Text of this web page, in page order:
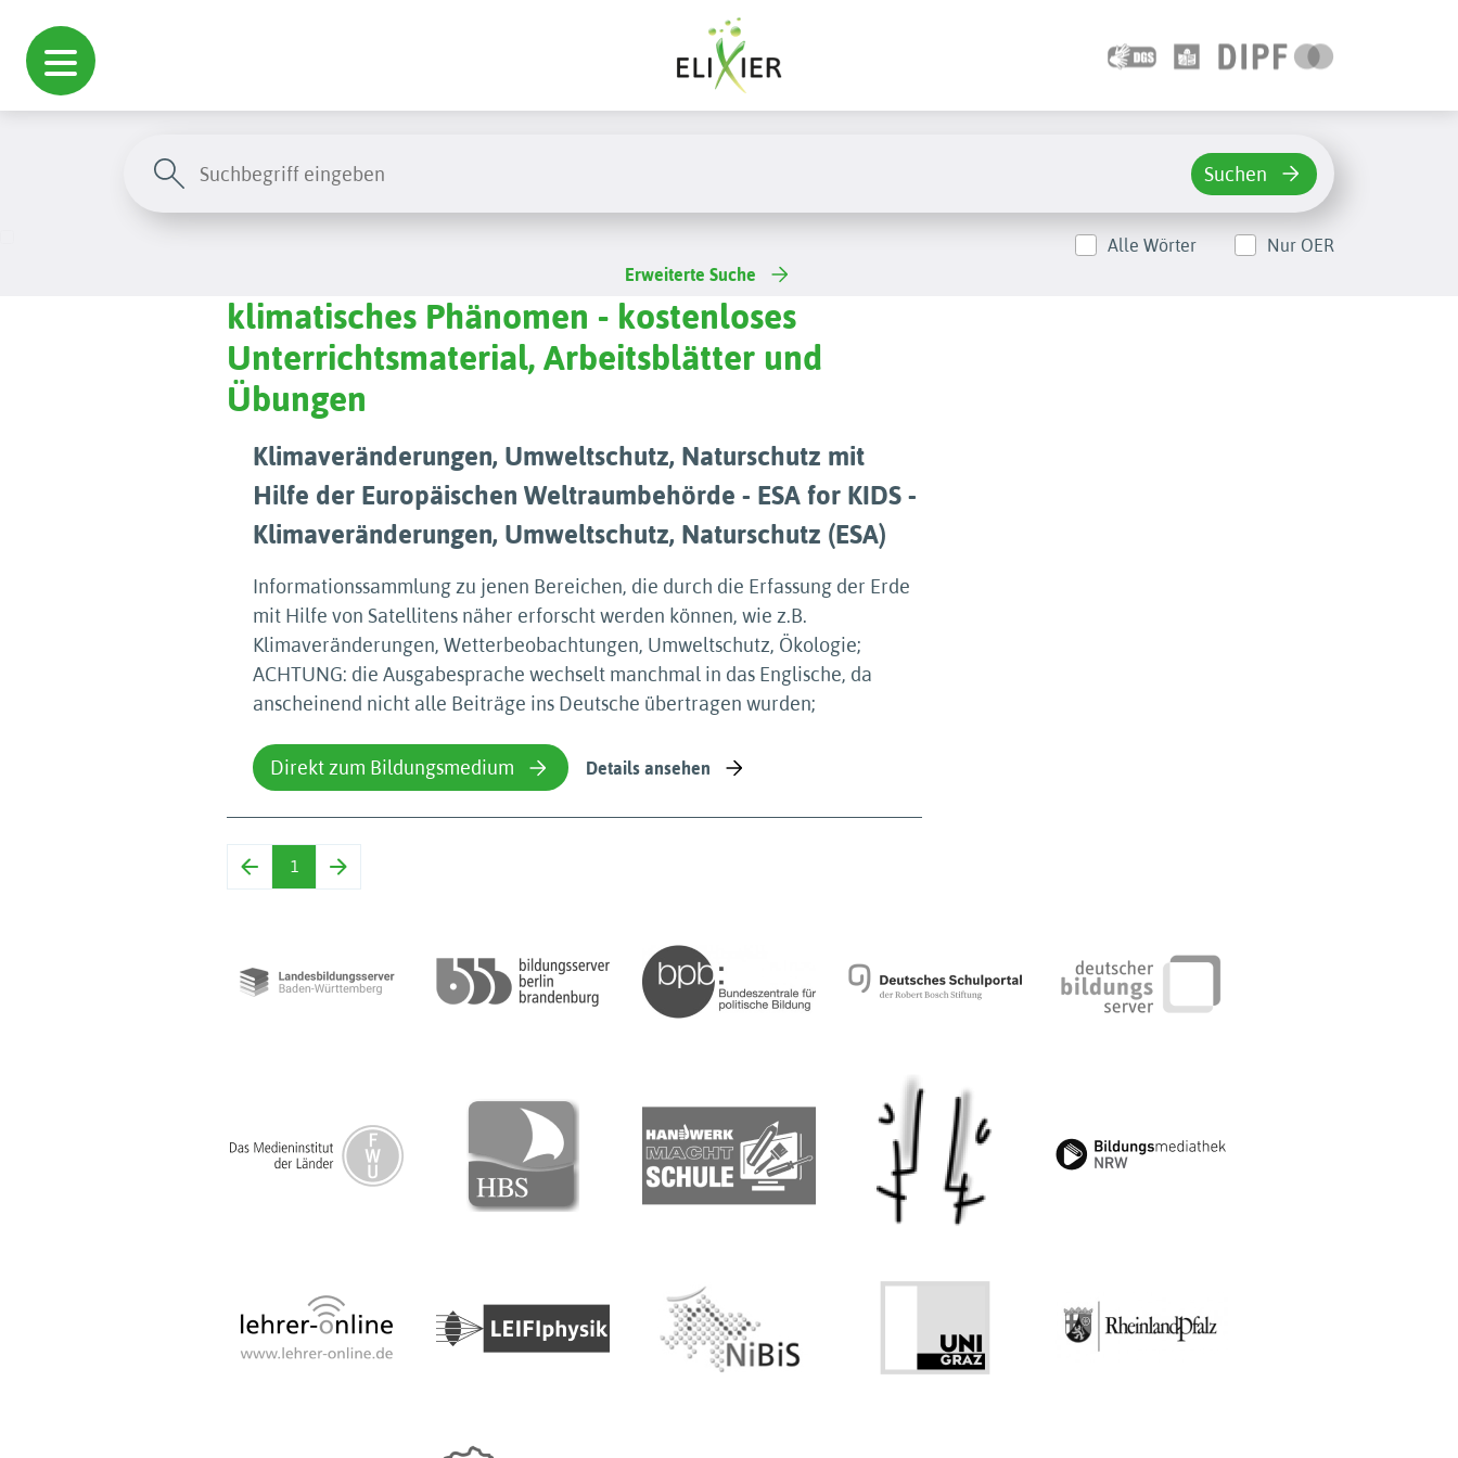
Suchen
Alle Wörter
Nur OER
Erweiterte Suche
klimatisches Phänomen - kostenloses
Unterrichtsmaterial, Arbeitsblätter und
Übungen
Klimaveränderungen, Umweltschutz, Naturschutz mit
Hilfe der Europäischen Weltraumbehörde - ESA for KIDS -
Klimaveränderungen, Umweltschutz, Naturschutz (ESA)
Informationssammlung zu jenen Bereichen, die durch die Erfassung der Erde
mit Hilfe von Satellitens näher erforscht werden können, wie z.B.
Klimaveränderungen, Wetterbeobachtungen, Umweltschutz, Ökologie;
ACHTUNG: die Ausgabesprache wechselt manchmal in das Englische, da
anscheinend nicht alle Beiträge ins Deutsche übertragen wurden;
Direkt zum Bildungsmedium Details ansehen
1